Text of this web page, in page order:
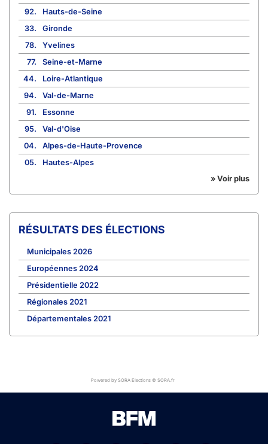
92.
Hauts-de-Seine
33.
Gironde
78.
Yvelines
77.
Seine-et-Marne
44.
Loire-Atlantique
94.
Val-de-Marne
91.
Essonne
95.
Val-d'Oise
04.
Alpes-de-Haute-Provence
05.
Hautes-Alpes
» Voir plus
RÉSULTATS DES ÉLECTIONS
Municipales 2026
Européennes 2024
Présidentielle 2022
Régionales 2021
Départementales 2021
Powered by SORA Elections © SORA.fr